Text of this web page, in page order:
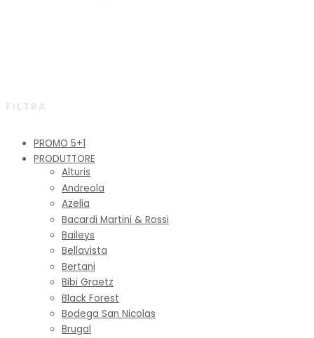
FILTRA
PROMO 5+1
PRODUTTORE
Alturis
Andreola
Azelia
Bacardi Martini & Rossi
Baileys
Bellavista
Bertani
Bibi Graetz
Black Forest
Bodega San Nicolas
Brugal